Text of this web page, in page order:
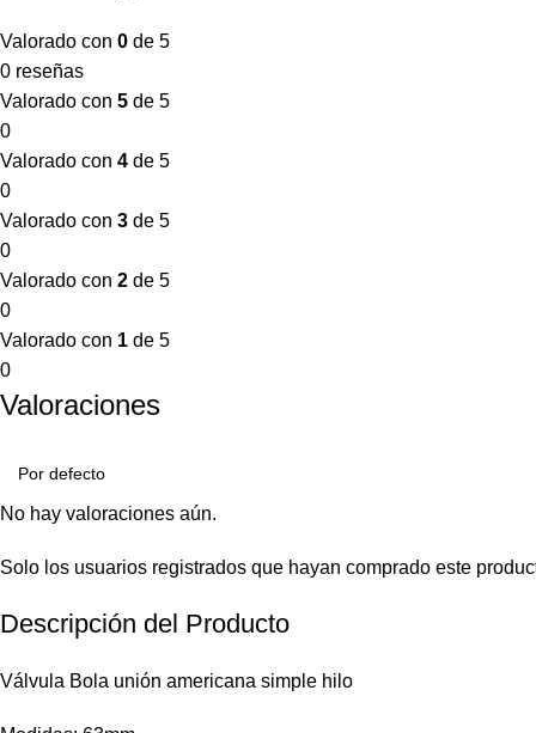
Valorado con 0 de 5
0 reseñas
Valorado con 5 de 5
0
Valorado con 4 de 5
0
Valorado con 3 de 5
0
Valorado con 2 de 5
0
Valorado con 1 de 5
0
Valoraciones
No hay valoraciones aún.
Solo los usuarios registrados que hayan comprado este
Descripción del Producto
Válvula Bola unión americana simple hilo